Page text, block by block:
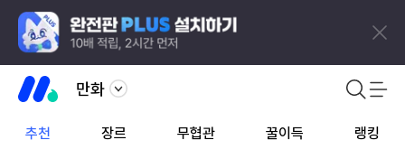
만화
추천 장르 무협관 꿀이득 랭킹